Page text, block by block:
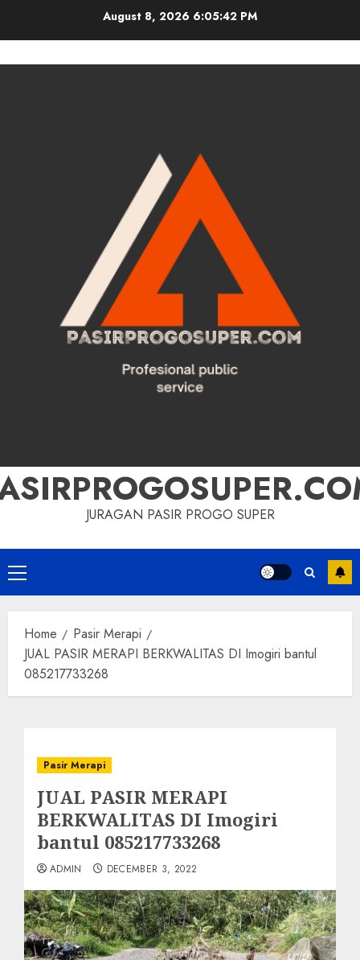
August 8, 2026 6:05:43 PM
JURAGAN PASIR PROGO SUPER
Primary
Menu
Home
Pasir Merapi
JUAL PASIR MERAPI BERKWALITAS DI Imogiri bantul
085217733268
Pasir Merapi
JUAL PASIR MERAPI
BERKWALITAS DI Imogiri
bantul 085217733268
ADMIN DECEMBER 3, 2022